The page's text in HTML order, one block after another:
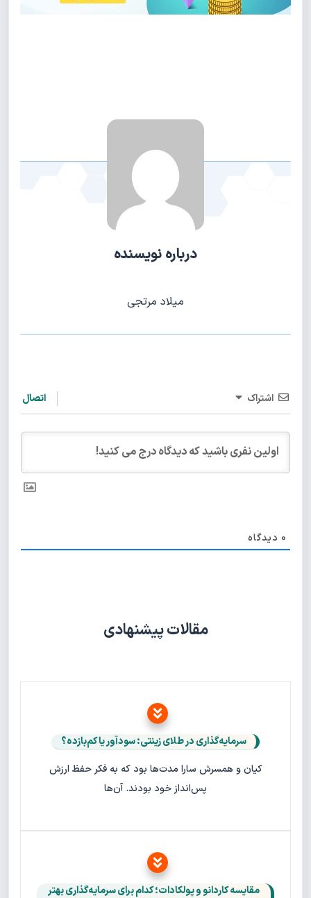
درباره نویسنده
میلاد مرتجی
اشتراک اتصال
0 دیدگاه
مقالات پیشنهادی
سرمایه‌گذاری در طلای زینتی: سودآور یا کم‌بازده؟
کیان و همسرش سارا مدت‌ها بود که به فکر حفظ ارزش
پس‌انداز خود بودند. آن‌ها
مقایسه کاردانو و پولکادات؛ کدام برای سرمایه‌گذاری بهتر